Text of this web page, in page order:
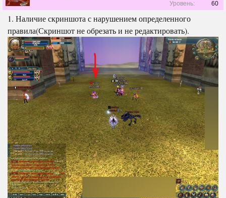
Уровень:
60
1. Наличие скриншота с нарушением определенного
правила(Скриншот не обрезать и не редактировать).